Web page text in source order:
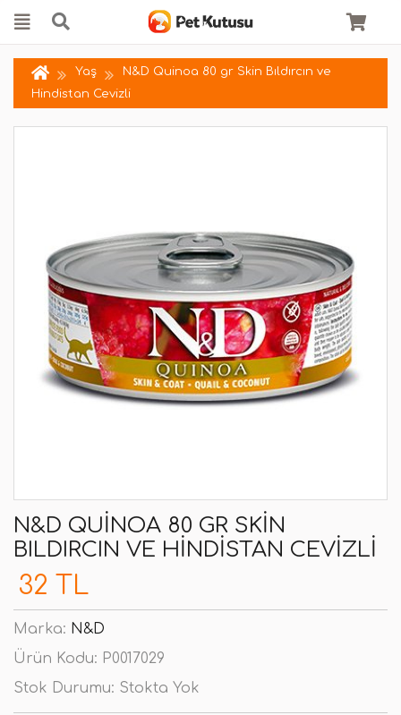
Yaş
N&D Quinoa 80 gr Skin Bıldırcın ve
Hindistan Cevizli
N&D QUINOA 80 GR SKIN
BILDIRCIN VE HINDISTAN CEVIZLI
32 TL
Marka: N&D
Ürün Kodu: P0017029
Stok Durumu: Stokta Yok